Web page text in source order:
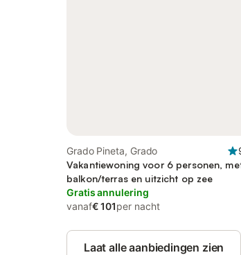
Grado Pineta, Grado
Vakantiewoning voor 6 personen,
balkon/terras en uitzicht op zee
Gratis annulering
vanaf€ 101per nacht
Laat alle aanbiedingen zien